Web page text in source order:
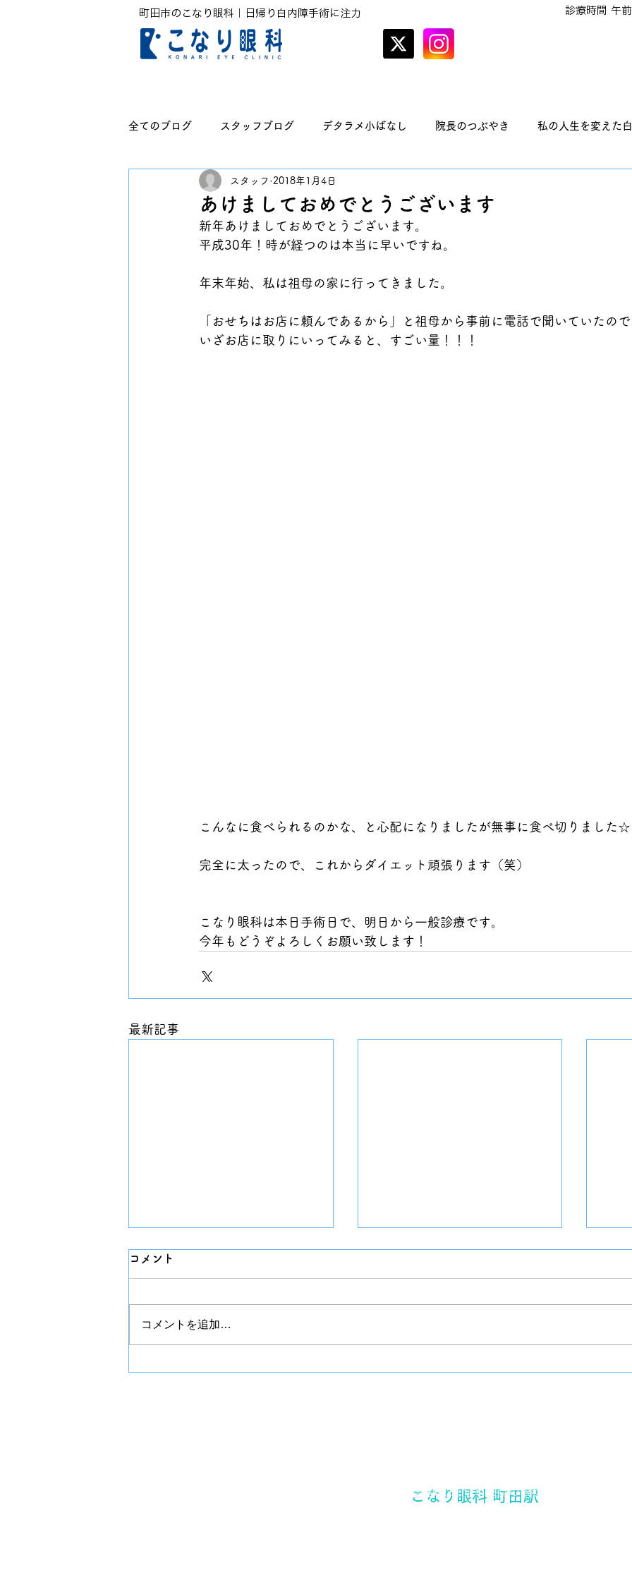
診療時間 午前
町田市のこなり眼科｜日帰り白内障手術に注力
全てのブログ スタッフブログ デタラメ小ばなし 院長のつぶやき 私の人生を変えた
無題のカテゴリー
あけましておめでとうございます
スタッフ 2018年1月4日
新年あけましておめでとうございます。
平成30年！時が経つのは本当に早いですね。
年末年始、私は祖母の家に行ってきました。
「おせちはお店に頼んであるから」と祖母から事前に電話で聞いていたの
いざお店に取りにいってみると、すごい量！！！
こんなに食べられるのかな、と心配になりましたが無事に食べ切りました☆
完全に太ったので、これからダイエット頑張ります（笑）
こなり眼科は本日手術日で、明日から一般診療です。
今年もどうぞよろしくお願い致します！
最新記事
チプカシ
クッ
コメント
コメントを追加…
こなり眼科 町田駅
​東京都町田市 町田駅の眼科